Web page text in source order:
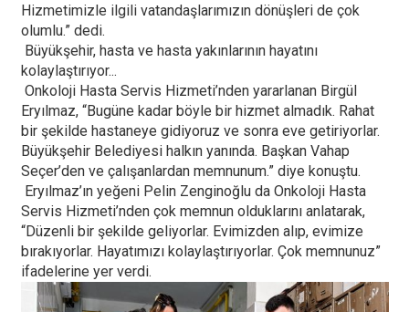
Hizmetimizle ilgili vatandaşlarımızın dönüşleri de çok
olumlu.” dedi.
Büyükşehir, hasta ve hasta yakınlarının hayatını
kolaylaştırıyor...
Onkoloji Hasta Servis Hizmeti’nden yararlanan Birgül
Eryılmaz, “Bugüne kadar böyle bir hizmet almadık. Rahat
bir şekilde hastaneye gidiyoruz ve sonra eve getiriyorlar.
Büyükşehir Belediyesi halkın yanında. Başkan Vahap
Seçer’den ve çalışanlardan memnunum.” diye konuştu.
Eryılmaz’ın yeğeni Pelin Zenginoğlu da Onkoloji Hasta
Servis Hizmeti’nden çok memnun olduklarını anlatarak,
“Düzenli bir şekilde geliyorlar. Evimizden alıp, evimize
bırakıyorlar. Hayatımızı kolaylaştırıyorlar. Çok memnunuz”
ifadelerine yer verdi.